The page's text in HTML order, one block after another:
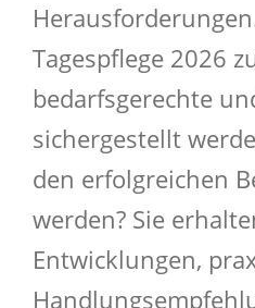
Tagespflege 2026
bedarfsgerechte
sichergestellt
den erfolgreichen
werden? Sie
Entwicklungen,